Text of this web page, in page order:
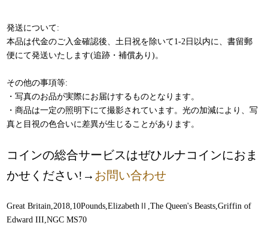
発送について:
本品は代金のご入金確認後、土日祝を除いて1-2日以内に、書留郵
便にて発送いたします(追跡・補償あり)。
その他の事項等:
・写真のお品が実際にお届けするものとなります。
・商品は一定の照明下にて撮影されています。光の加減により、写
真と目視の色合いに差異が生じることがあります。
コインの総合サービスはぜひルナコインにおま
かせください!→ お問い合わせ
Great Britain,2018,10Pounds,ElizabethⅡ,The Queen's Beasts,Griffin of
Edward III,NGC MS70